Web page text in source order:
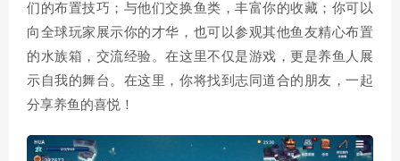
们的布置技巧；与他们交换鱼类，丰富你的收藏；你可以
向全球玩家展示你的才华，也可以参观其他鱼友精心布置
的水族箱，交流经验。在这里不仅是游戏，更是养鱼人展
示自我的舞台。在这里，你将找到志同道合的朋友，一起
分享养鱼的喜悦！